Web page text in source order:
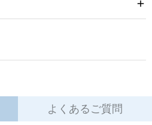
しているボディーデザインからお好きなボ
にしたい人の顔写（前側写真+側面写真)を
ったひとつ』のオリジナルボブルヘッドを
ボブルヘッドを贈りませんか？
よくあるご質問